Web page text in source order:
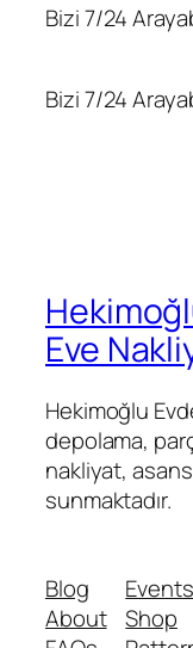
Bizi 7/24
Bizi 7/24
Eve
Hekimoğlu
depolama,
nakliyat,
sunmaktadır.
Blog
About
Events
Shop